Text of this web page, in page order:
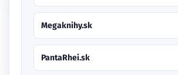
Megaknihy.sk
PantaRhei.sk